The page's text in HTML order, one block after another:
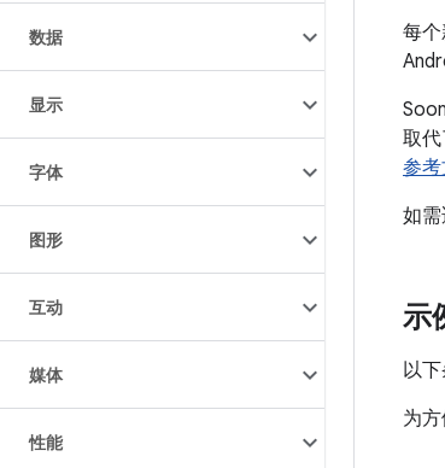
数据
显示
字体
图形
互动
媒体
性能
每
取
参
如
示
以
为